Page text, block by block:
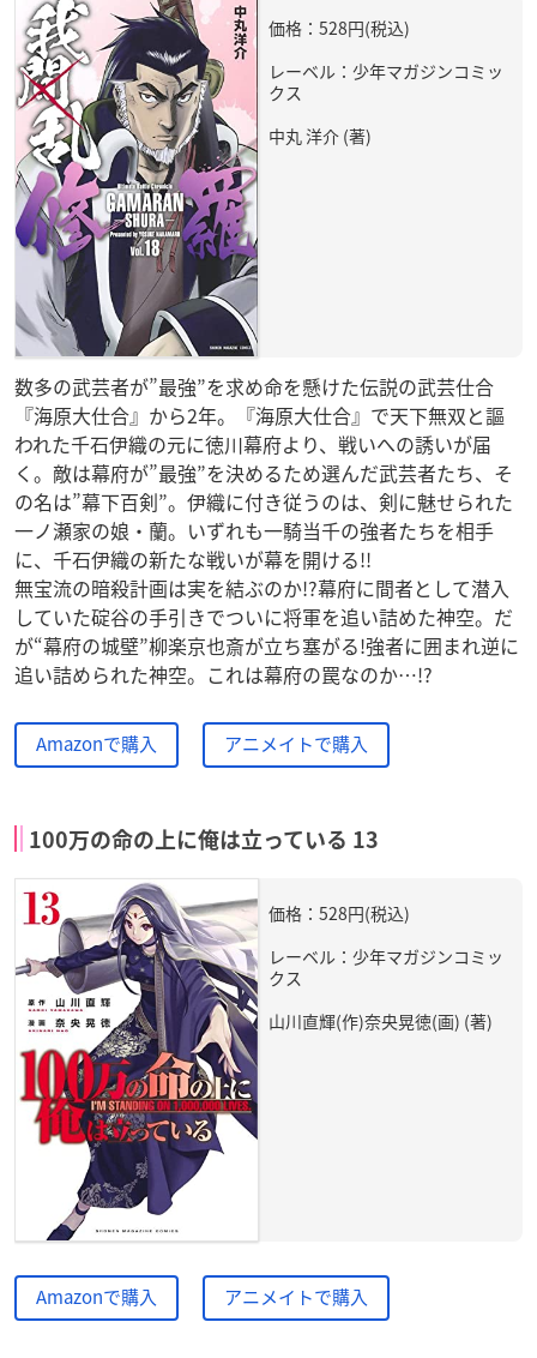
価格：528円(税込)
レーベル：少年マガジンコミッ
クス
中丸 洋介 (著)
数多の武芸者が”最強”を求め命を懸けた伝説の武芸仕合
『海原大仕合』から2年。『海原大仕合』で天下無双と謳
われた千石伊織の元に徳川幕府より、戦いへの誘いが届
く。敵は幕府が”最強”を決めるため選んだ武芸者たち、そ
の名は”幕下百剣”。伊織に付き従うのは、剣に魅せられた
一ノ瀬家の娘・蘭。いずれも一騎当千の強者たちを相手
に、千石伊織の新たな戦いが幕を開ける!!
無宝流の暗殺計画は実を結ぶのか!?幕府に間者として潜入
していた碇谷の手引きでついに将軍を追い詰めた神空。だ
が“幕府の城壁”柳楽京也斎が立ち塞がる!強者に囲まれ逆に
追い詰められた神空。これは幕府の罠なのか…!?
Amazonで購入 アニメイトで購入
100万の命の上に俺は立っている 13
価格：528円(税込)
レーベル：少年マガジンコミッ
クス
山川直輝(作)奈央晃徳(画) (著)
Amazonで購入 アニメイトで購入